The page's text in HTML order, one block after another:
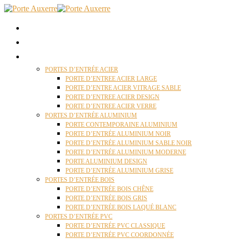
PORTES D’ENTRÉE ACIER
PORTE D’ENTREE ACIER LARGE
PORTE D’ENTRE ACIER VITRAGE SABLE
PORTE D’ENTREE ACIER DESIGN
PORTE D’ENTREE ACIER VERRE
PORTES D’ENTRÉE ALUMINIUM
PORTE CONTEMPORAINE ALUMINIUM
PORTE D’ENTRÉE ALUMINIUM NOIR
PORTE D’ENTRÉE ALUMINIUM SABLE NOIR
PORTE D’ENTRÉE ALUMINIUM MODERNE
PORTE ALUMINIUM DESIGN
PORTE D’ENTRÉE ALUMINIUM GRISE
PORTES D’ENTRÉE BOIS
PORTE D’ENTRÉE BOIS CHÊNE
PORTE D’ENTRÉE BOIS GRIS
PORTE D’ENTRÉE BOIS LAQUÉ BLANC
PORTES D’ENTRÉE PVC
PORTE D’ENTRÉE PVC CLASSIQUE
PORTE D’ENTRÉE PVC COORDONNÉE